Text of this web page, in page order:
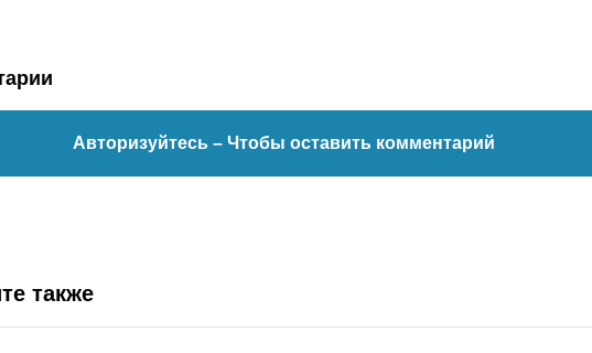
Авторизуйтесь – Чтобы оставить комментарий
также